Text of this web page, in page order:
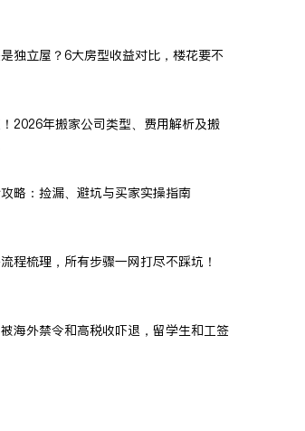
独立屋？6大房型收益对比，楼花要不
2026年搬家公司类型、费用解析及搬
略：捡漏、避坑与买家实操指南
程梳理，所有步骤一网打尽不踩坑！
海外禁令和高税收吓退，留学生和工签